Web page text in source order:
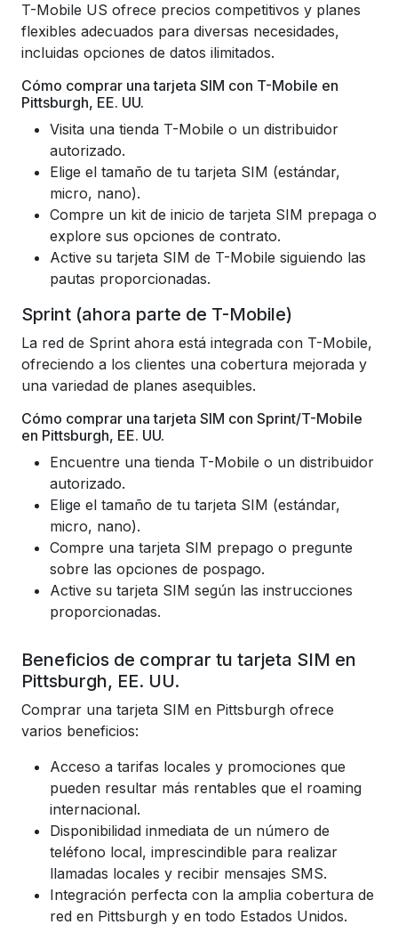
T-Mobile US ofrece precios competitivos y planes
flexibles adecuados para diversas necesidades,
incluidas opciones de datos ilimitados.
Cómo comprar una tarjeta SIM con T-Mobile en
Pittsburgh, EE. UU.
Visita una tienda T-Mobile o un distribuidor
autorizado.
Elige el tamaño de tu tarjeta SIM (estándar,
micro, nano).
Compre un kit de inicio de tarjeta SIM prepaga o
explore sus opciones de contrato.
Active su tarjeta SIM de T-Mobile siguiendo las
pautas proporcionadas.
Sprint (ahora parte de T-Mobile)
La red de Sprint ahora está integrada con T-Mobile,
ofreciendo a los clientes una cobertura mejorada y
una variedad de planes asequibles.
Cómo comprar una tarjeta SIM con Sprint/T-Mobile
en Pittsburgh, EE. UU.
Encuentre una tienda T-Mobile o un distribuidor
autorizado.
Elige el tamaño de tu tarjeta SIM (estándar,
micro, nano).
Compre una tarjeta SIM prepago o pregunte
sobre las opciones de pospago.
Active su tarjeta SIM según las instrucciones
proporcionadas.
Beneficios de comprar tu tarjeta SIM en
Pittsburgh, EE. UU.
Comprar una tarjeta SIM en Pittsburgh ofrece
varios beneficios:
Acceso a tarifas locales y promociones que
pueden resultar más rentables que el roaming
internacional.
Disponibilidad inmediata de un número de
teléfono local, imprescindible para realizar
llamadas locales y recibir mensajes SMS.
Integración perfecta con la amplia cobertura de
red en Pittsburgh y en todo Estados Unidos.